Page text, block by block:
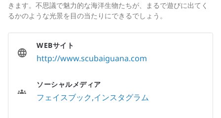
きます。不思議で魅力的な海洋生物たちが、まるで遊びに出てく
るかのような光景を目の当たりにできるでしょう。
WEBサイト
http://www.scubaiguana.com
ソーシャルメディア
フェイスブック インスタグラム